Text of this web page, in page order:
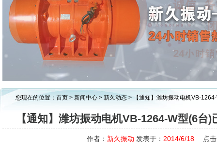
您现在的位置： 首页 > 新闻中心 > 新久动态 > 【通知】潍坊振动电机VB-
【通知】潍坊振动电机VB-1264-W型(6台
作者： 新久振动 发表于： 2014/6/18 点击